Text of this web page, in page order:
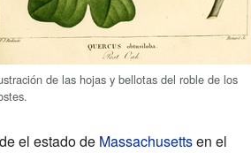
de las hojas y bellotas del roble de los
el estado de Massachusettsen el